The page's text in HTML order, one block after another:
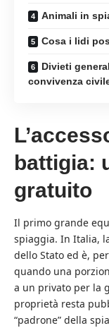
Animali in
Cosa i lidi
Divieti
convivenza
battigia:
gratuito
Il primo grande
spiaggia. In Italia,
dello Stato ed è,
quando una
a un privato per la
proprietà resta
“padrone” della